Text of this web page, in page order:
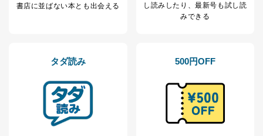
書店に並ばない本とも出会える
し読み したり、最新号も試し読
みできる
タダ読み 500円OFF